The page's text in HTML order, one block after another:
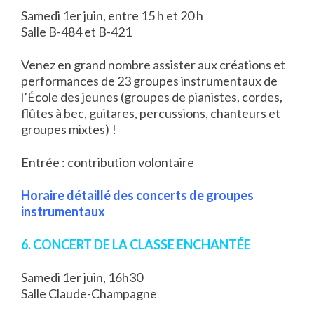
Samedi 1er juin, entre 15 h et 20 h
Salle B-484 et B-421
Venez en grand nombre assister aux créations et
performances de 23 groupes instrumentaux de
l’École des jeunes (groupes de pianistes, cordes,
flûtes à bec, guitares, percussions, chanteurs et
groupes mixtes) !
Entrée : contribution volontaire
Horaire détaillé des concerts de groupes
instrumentaux
6. CONCERT DE LA CLASSE ENCHANTÉE
Samedi 1er juin, 16h30
Salle Claude-Champagne